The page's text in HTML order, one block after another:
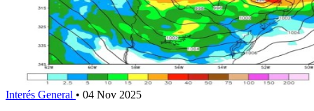
Interés General • 04 Nov 2025